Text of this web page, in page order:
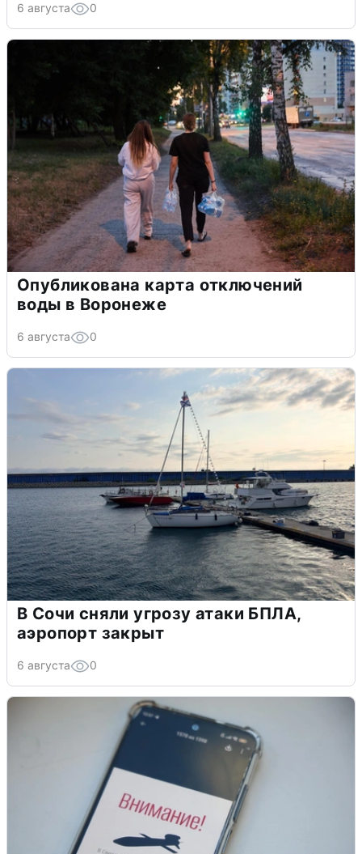
6 августа 0
Опубликована карта отключений
воды в Воронеже
6 августа 0
В Сочи сняли угрозу атаки БПЛА,
аэропорт закрыт
6 августа 0